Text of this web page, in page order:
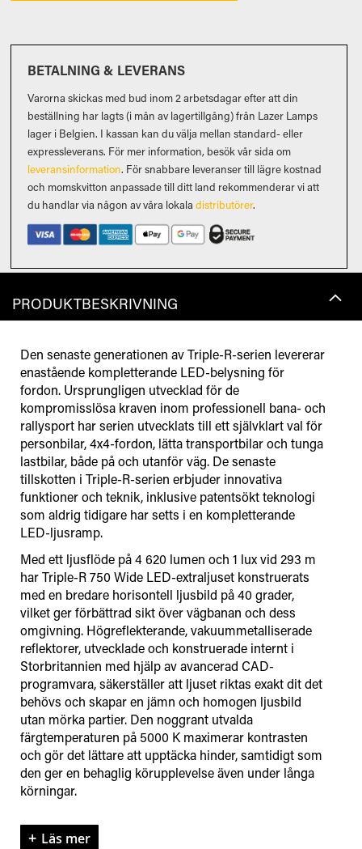
BETALNING & LEVERANS
Varorna skickas med bud inom 2 arbetsdagar efter att din
beställning har lagts (i mån av lagertillgång) från Lazer Lamps
lager i Belgien. I kassan kan du välja mellan standard- eller
expressleverans. För mer information, besök vår sida om
leveransinformation. För snabbare leveranser till lägre kostnad
och momskvitton anpassade till ditt land rekommenderar vi att
du handlar via någon av våra lokaladistributörer.
PRODUKTBESKRIVNING
Den senaste generationen av Triple-R-serien levererar
enastående kompletterande LED-belysning för
fordon. Ursprungligen utvecklad för de
kompromisslösa kraven inom professionell bana- och
rallysport har serien utvecklats till ett självklart val för
personbilar, 4x4-fordon, lätta transportbilar och tunga
lastbilar, både på och utanför väg. De senaste
tillskotten i Triple-R-serien erbjuder innovativa
funktioner och teknik, inklusive patentsökt teknologi
som aldrig tidigare har setts i en kompletterande
LED-ljusramp.
Med ett ljusflöde på 4 620 lumen och 1 lux vid 293 m
har Triple-R 750 Wide LED-extraljuset konstruerats
med en bredare horisontell ljusbild på 40 grader,
vilket ger förbättrad sikt över vägbanan och dess
omgivning. Högreflekterande, vakuummetalliserade
reflektorer, utvecklade och konstruerade internt i
Storbritannien med hjälp av avancerad CAD-
programvara, säkerställer att ljuset riktas exakt dit det
behövs och skapar en jämn och homogen ljusbild
utan mörka partier. Den noggrant utvalda
färgtemperaturen på 5000 K maximerar kontrasten
och gör det lättare att upptäcka hinder, samtidigt som
den ger en behaglig körupplevelse även under långa
körningar.
Läs mer